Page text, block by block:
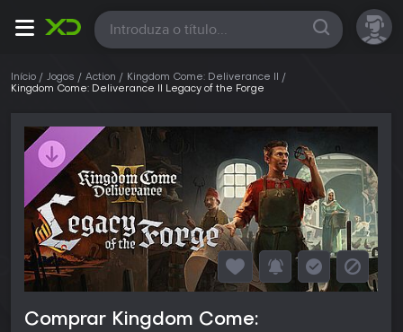
Todas
Início Jogos Action
Kingdom Come: Deliverance II
Kingdom Come: Deliverance II Legacy of the Forge
Comprar Kingdom Come: